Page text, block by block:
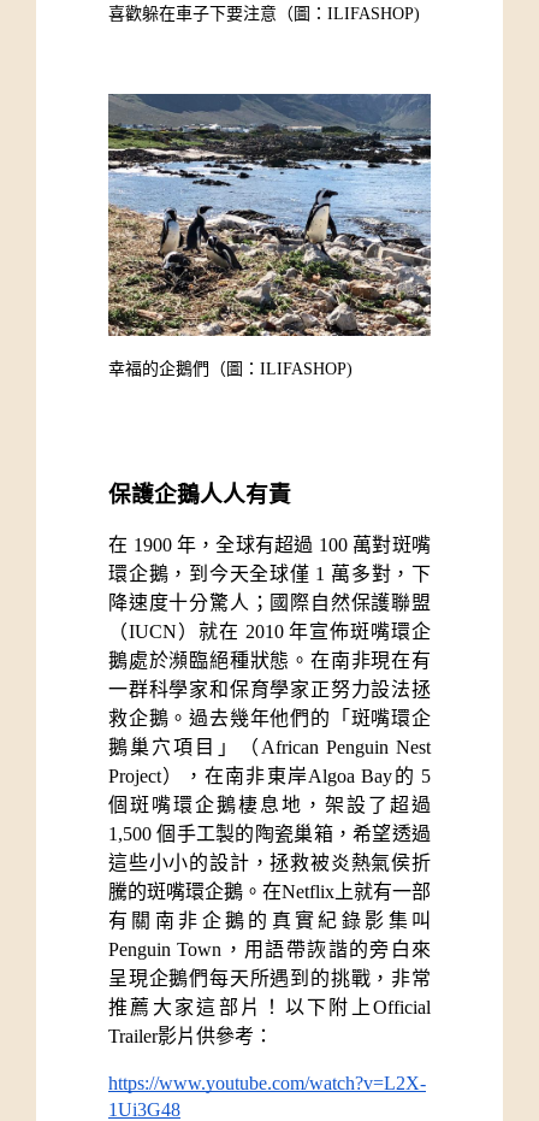
喜歡躲在車子下要注意 （圖：ILIFASHOP)
幸福的企鵝們（圖：ILIFASHOP)
保護企鵝人人有責
在 1900 年，全球有超過 100 萬對斑嘴
環企鵝，到今天全球僅 1 萬多對，下
降速度十分驚人；國際自然保護聯盟
（IUCN）就在 2010 年宣佈斑嘴環企
鵝處於瀕臨絕種狀態。在南非現在有
一群科學家和保育學家正努力設法拯
救企鵝。過去幾年他們的「斑嘴環企
鵝巢穴項目」（African Penguin Nest
Project），在南非東岸Algoa Bay的 5
個斑嘴環企鵝棲息地，架設了超過
1,500 個手工製的陶瓷巢箱，希望透過
這些小小的設計，拯救被炎熱氣侯折
騰的斑嘴環企鵝。在Netflix上就有一部
有關南非企鵝的真實紀錄影集叫
Penguin Town，用語帶詼諧的旁白來
呈現企鵝們每天所遇到的挑戰，非常
推薦大家這部片！以下附上Official
Trailer影片供參考：
https://www.youtube.com/watch?v=L2X-
1Ui3G48